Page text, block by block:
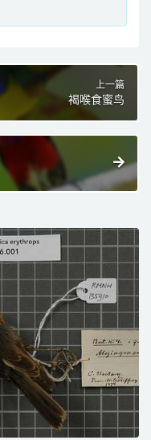
上一篇
褐喉食蜜鸟